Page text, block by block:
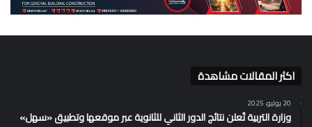
اكثر المقالات مشاهدة
20 يوليو، 2025
وزارة التربية تُعلن نتائج الدور الثاني للثانوية عبر موقعها وتطبيق «سهل»